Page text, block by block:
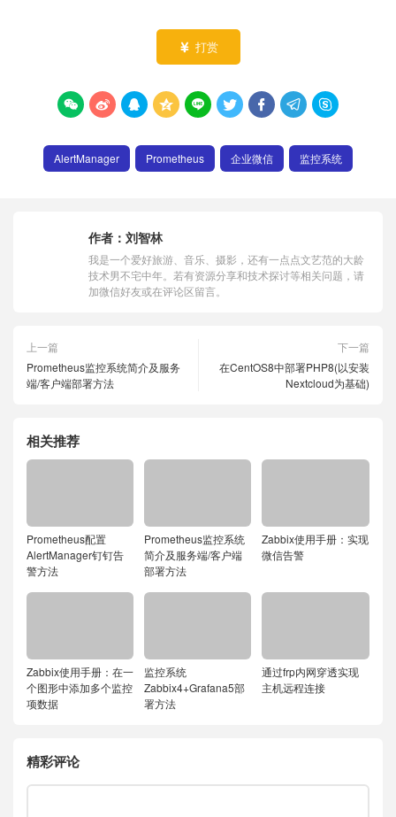
 打赏
        
AlertManager Prometheus 企业微信 监控系统
作者： 刘智林
我是一个爱好旅游、音乐、摄影，还有一点点文艺范的大龄
技术男不宅中年。若有资源分享和技术探讨等相关问题，请
加微信好友或在评论区留言。
上一篇
Prometheus监控系统简介及服务
端/客户端部署方法
下一篇
在CentOS8中部署PHP8(以安装
Nextcloud为基础)
相关推荐
Prometheus配置
AlertManager钉钉告
警方法
Prometheus监控系统
简介及服务端/客户端
部署方法
Zabbix使用手册：实现
微信告警
Zabbix使用手册：在一
个图形中添加多个监控
项数据
监控系统
Zabbix4+Grafana5部
署方法
通过frp内网穿透实现
主机远程连接
精彩评论